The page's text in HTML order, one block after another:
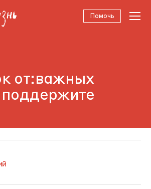
Помочь
от:важных